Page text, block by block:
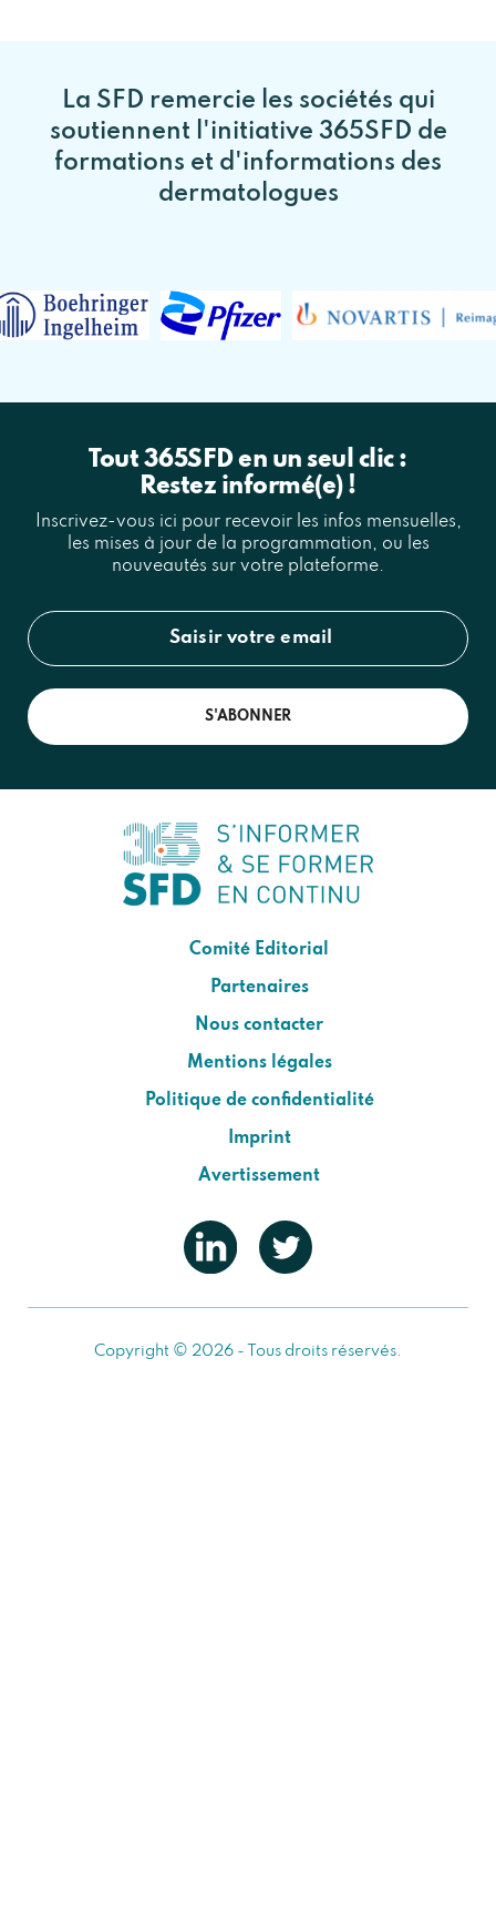
La SFD remercie les sociétés qui
soutiennent l'initiative 365SFD de
formations et d'informations des
dermatologues
Tout 365SFD en un seul clic :
Restez informé(e) !
Inscrivez-vous ici pour recevoir les infos mensuelles,
les mises à jour de la programmation, ou les
nouveautés sur votre plateforme.
S'ABONNER
Comité Editorial
Partenaires
Nous contacter
Mentions légales
Politique de confidentialité
Imprint
Avertissement
Copyright © 2026 - Tous droits réservés.